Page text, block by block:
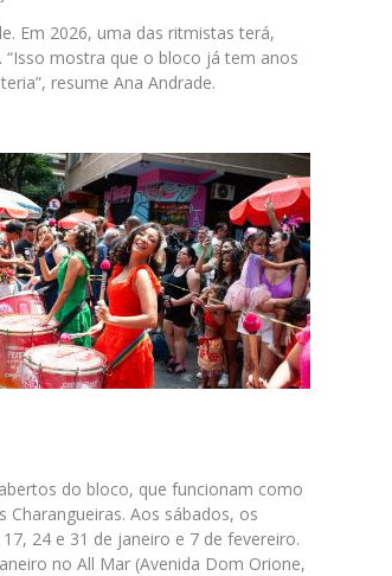
Em 2026, uma das ritmistas terá,
mostra que o bloco já tem anos
resume Ana Andrade.
do bloco, que funcionam como
Charangueiras. Aos sábados, os
24 e 31 de janeiro e 7 de fevereiro.
no All Mar (Avenida Dom Orione,